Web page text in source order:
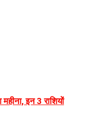
इन 3 राशियों